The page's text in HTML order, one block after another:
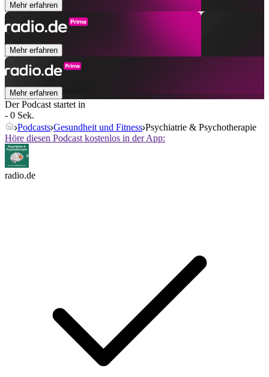
Mehr erfahren
Mehr erfahren
Mehr erfahren
Der Podcast startet in
- 0 Sek.
Podcasts Gesundheit und Fitness Psychiatrie & Psychotherapie
Höre diesen Podcast kostenlos in der App:
radio.de